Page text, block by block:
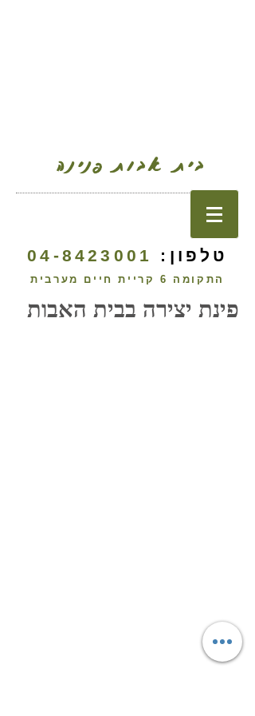
בית אבות פנינה
טלפון: 04-8423001
התקומה 6 קריית חיים מערבית
פינת יצירה בבית האבות
>